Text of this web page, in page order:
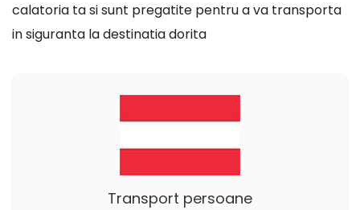
calatoria ta si sunt pregatite pentru a va transporta
in siguranta la destinatia dorita
Transport persoane